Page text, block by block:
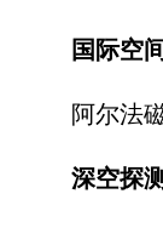
国际空
阿尔法
深空探测